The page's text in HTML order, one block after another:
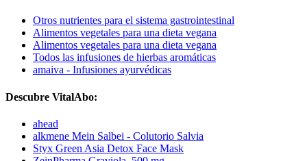
Otros nutrientes para el sistema gastrointestinal
Alimentos vegetales para una dieta vegana
Alimentos vegetales para una dieta vegana
Todos las infusiones de hierbas aromáticas
amaiva - Infusiones ayurvédicas
Descubre VitalAbo:
ahead
alkmene Mein Salbei - Colutorio Salvia
Styx Green Asia Detox Face Mask